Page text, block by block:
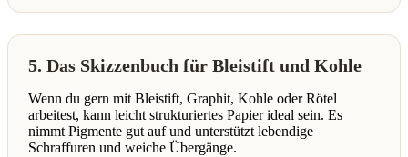
5. Das Skizzenbuch für Bleistift und Kohle
Wenn du gern mit Bleistift, Graphit, Kohle oder Rötel
arbeitest, kann leicht strukturiertes Papier ideal sein. Es
nimmt Pigmente gut auf und unterstützt lebendige
Schraffuren und weiche Übergänge.